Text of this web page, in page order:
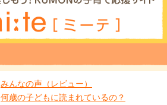
みんなの声（レビュー）
何歳の子どもに読まれているの？